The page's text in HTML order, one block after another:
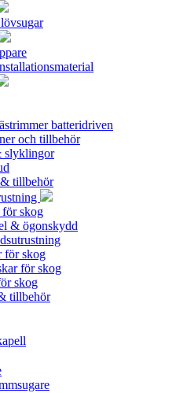
batteridriven
och tillbehör
slyklingor
tillbehör
skog
& ögonskydd
för skog
för skog
skog
tillbehör